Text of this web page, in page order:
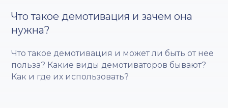
Что такое демотивация и зачем она
нужна?
Что такое демотивация и может ли быть от нее
польза? Какие виды демотиваторов бывают?
Как и где их использовать?